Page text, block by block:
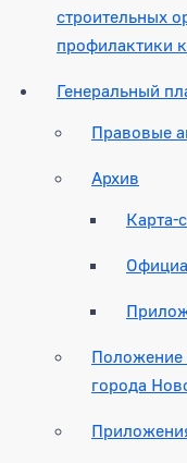
строительных
профилактики
Генеральный
Правовые
Архив
Карта-
Положение
города